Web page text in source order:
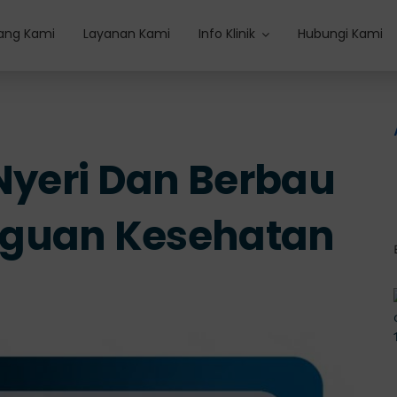
Kami Layanan Kami Info Klinik Hubungi Kami
Dan Berbau
Kesehatan